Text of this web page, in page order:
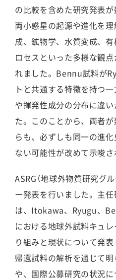
の比較を含めた研究発表が
両小惑星の起源や進化を
成、鉱物学、水質変成、
ロセスといった多様な観
れました。Bennu試料が
トと共通する特徴を持つ
や揮発性成分の分布に違
た。このことから、両者
らも、必ずしも同一の進
ない可能性が改めて示唆さ
ASRG（地球外物質研究グ
ー発表を行いました。主
は、Itokawa、Ryugu、
における地球外試料キュ
り組みと現状について発
帰還試料の解析を通じて
や、国際公募研究の状況